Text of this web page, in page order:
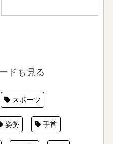
ドも見る
スポーツ
姿勢 手首